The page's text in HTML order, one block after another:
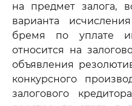
на предмет залога,
варианта
бремя по уплате
относится на
объявления
конкурсного
залогового